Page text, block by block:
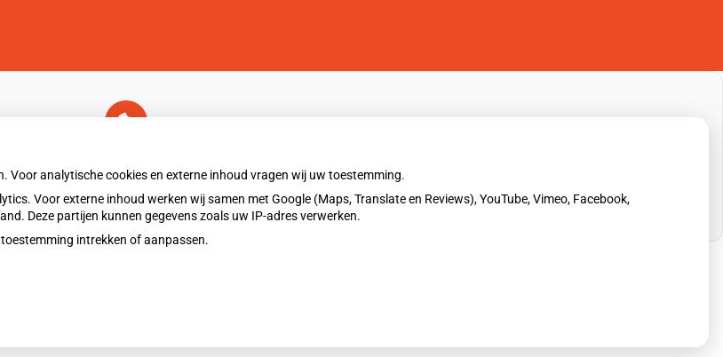
externe inhoud
die nodig is om dit te zien.
Cookie-instellingen wijzigen
Voor analytische cookies en externe inhoud vragen wij uw toestemming.
Voor externe inhoud werken wij samen met Google (Maps, Translate en Reviews), YouTube, Vimeo, Facebook,
Deze partijen kunnen gegevens zoals uw IP-adres verwerken.
intrekken of aanpassen.